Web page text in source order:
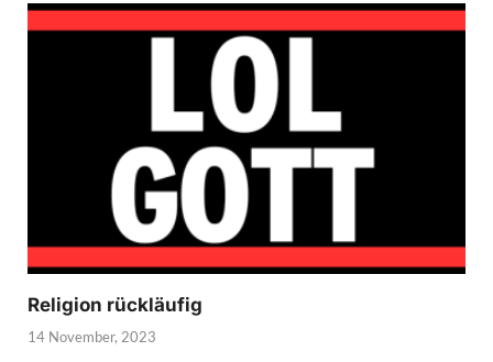
Religion rückläufig
14 November, 2023